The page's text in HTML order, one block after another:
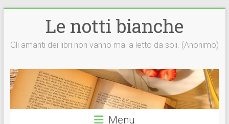
Le notti bianche
Gli amanti dei libri non vanno mai a letto da soli. (Anonimo)
Menu